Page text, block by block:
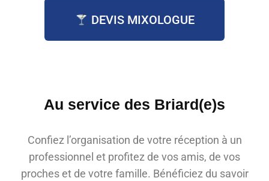
DEVIS MIXOLOGUE
Au service des Briard(e)s
Confiez l’organisation de votre réception à un
professionnel et profitez de vos amis, de vos
proches et de votre famille. Bénéficiez du savoir